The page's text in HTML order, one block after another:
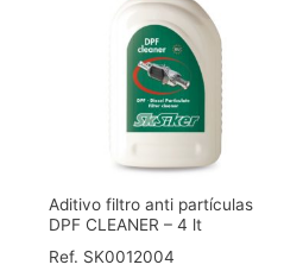
Aditivo filtro anti partículas
DPF CLEANER – 4 lt
Ref. SK0012004